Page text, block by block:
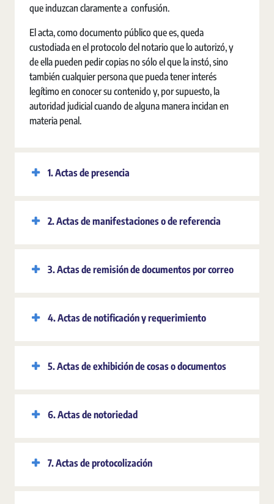
que induzcan claramente a confusión.
El acta, como documento público que es, queda
custodiada en el protocolo del notario que lo autorizó, y
de ella pueden pedir copias no sólo el que la instó, sino
también cualquier persona que pueda tener interés
legítimo en conocer su contenido y, por supuesto, la
autoridad judicial cuando de alguna manera incidan en
materia penal.
1. Actas de presencia
2. Actas de manifestaciones o de referencia
3. Actas de remisión de documentos por correo
4. Actas de notificación y requerimiento
5. Actas de exhibición de cosas o documentos
6. Actas de notoriedad
7. Actas de protocolización